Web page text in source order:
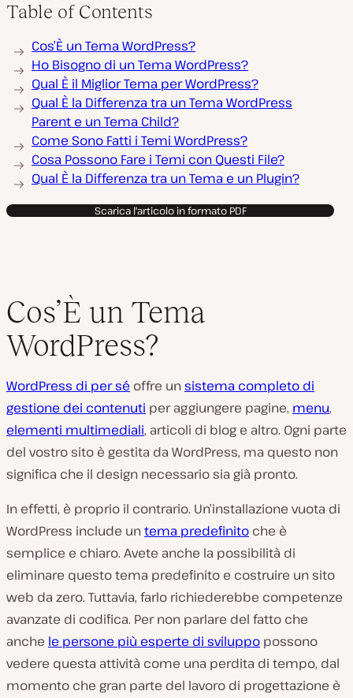
Table of Contents
Cos’È un Tema WordPress?
Ho Bisogno di un Tema WordPress?
Qual È il Miglior Tema per WordPress?
Qual È la Differenza tra un Tema WordPress
Parent e un Tema Child?
Come Sono Fatti i Temi WordPress?
Cosa Possono Fare i Temi con Questi File?
Qual È la Differenza tra un Tema e un Plugin?
Scarica l'articolo in formato PDF
Cos’È un Tema
WordPress?
WordPress di per sé offre unsistema completo di
gestione dei contenuti per aggiungere pagine, menu,
elementi multimediali, articoli di blog e altro. Ogni parte
del vostro sito è gestita da WordPress, ma questo non
significa che il design necessario sia già pronto.
In effetti, è proprio il contrario. Un’installazione vuota di
WordPress include untema predefinito che è
semplice e chiaro. Avete anche la possibilità di
eliminare questo tema predefinito e costruire un sito
web da zero. Tuttavia, farlo richiederebbe competenze
avanzate di codifica. Per non parlare del fatto che
anche le persone più esperte di sviluppo possono
vedere questa attività come una perdita di tempo, dal
momento che gran parte del lavoro di progettazione è